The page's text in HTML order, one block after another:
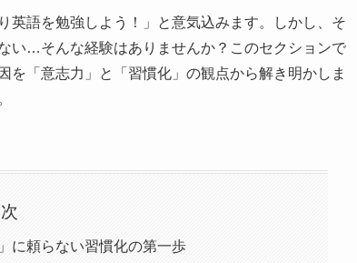
英語を勉強しよう！」と意気込みます。しかし、そ
い…そんな経験はありませんか？このセクションで
「意志力」と「習慣化」の観点から解き明かしま
に頼らない習慣化の第一歩